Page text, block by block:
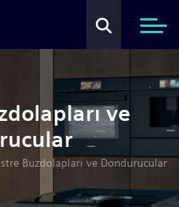
ve
Buzdolapları ve Dondurucular